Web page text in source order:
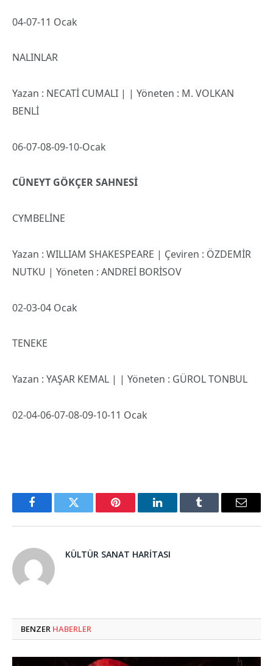
04-07-11 Ocak
NALINLAR
Yazan : NECATİ CUMALI | | Yöneten : M. VOLKAN
BENLİ
06-07-08-09-10-Ocak
CÜNEYT GÖKÇER SAHNESİ
CYMBELİNE
Yazan : WILLIAM SHAKESPEARE | Çeviren : ÖZDEMİR
NUTKU | Yöneten : ANDREİ BORİSOV
02-03-04 Ocak
TENEKE
Yazan : YAŞAR KEMAL | | Yöneten : GÜROL TONBUL
02-04-06-07-08-09-10-11 Ocak
FacebookTwitter Pinterest LinkedInTumblr Email
KÜLTÜR SANAT HARITASI
BENZER HABERLER